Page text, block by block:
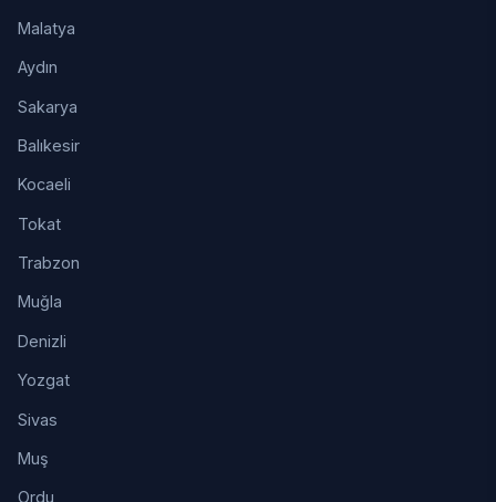
Malatya
Aydın
Sakarya
Balıkesir
Kocaeli
Tokat
Trabzon
Muğla
Denizli
Yozgat
Sivas
Muş
Ordu